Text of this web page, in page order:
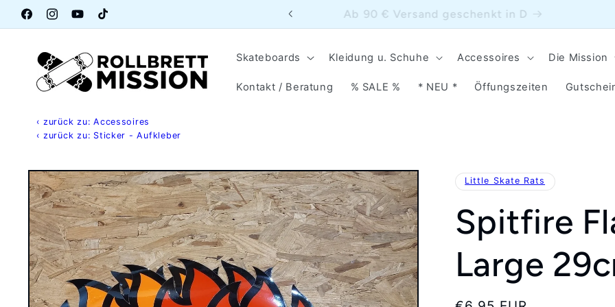
zum
Inhalt
FacebookInstagramYouTubeTikTok
Aktuelle Öffnungszeiten Lagerverkauf Ab 90 € Versand geschenkt in D
Skateboards Kleidung u. Schuhe Accessoires Die Mission
Kontakt / Beratung % SALE % * NEU * Öffungszeiten
‹ zurück zu: Accessoires
‹ zurück zu: Sticker - Aufkleber
Zu
Produktinformationen
springen
Little Skate Rats
Spitfire
Large